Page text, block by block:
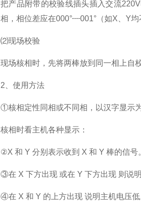
把产品附带的校验线插头插入交流
相，相位差应在000°┉001°（如X、Y均
⑵现场校验
现场核相时，先将两棒放到同一相上自
2、使用方法
①核相定性同相或不同相，以汉字显示为
核相时看主机各种显示：
②X 和 Y 分别表示收到 X 和 Y 棒的信号
③在 X 下方出现 或在 Y 下方出现 则说
④在 X 和 Y 的上方出现 说明主机电压低